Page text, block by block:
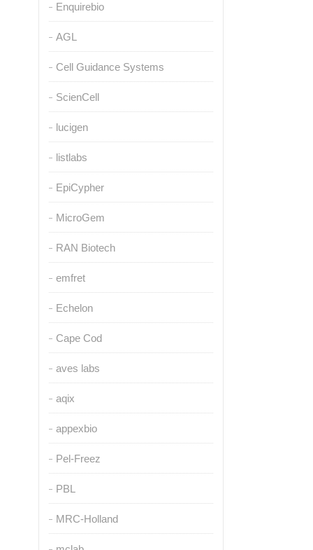
Enquirebio
AGL
Cell Guidance Systems
ScienCell
lucigen
listlabs
EpiCypher
MicroGem
RAN Biotech
emfret
Echelon
Cape Cod
aves labs
aqix
appexbio
Pel-Freez
PBL
MRC-Holland